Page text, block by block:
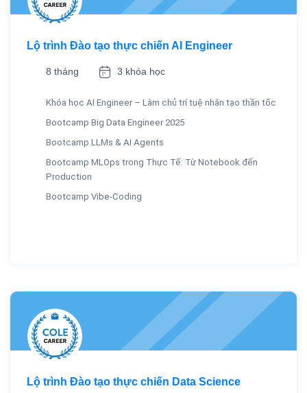
Lộ trình Đào tạo thực chiến AI Engineer
8 tháng 3 khóa học
Khóa học AI Engineer – Làm chủ trí tuệ nhân tạo thần tốc
Bootcamp Big Data Engineer 2025
Bootcamp LLMs & AI Agents
Bootcamp MLOps trong Thực Tế: Từ Notebook đến
Production
Bootcamp Vibe-Coding
Lộ trình Đào tạo thực chiến Data Science